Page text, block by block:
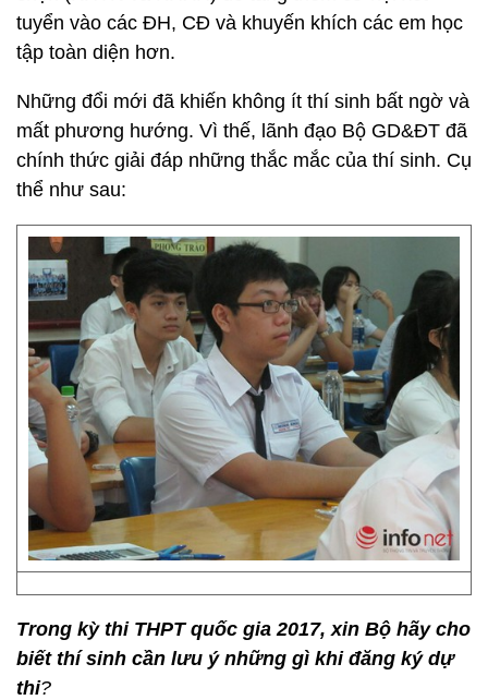
tuyển vào các ĐH, CĐ và khuyến khích các em học
tập toàn diện hơn.
Những đổi mới đã khiến không ít thí sinh bất ngờ và
mất phương hướng. Vì thế, lãnh đạo Bộ GD&ĐT đã
chính thức giải đáp những thắc mắc của thí sinh. Cụ
thể như sau:
Trong kỳ thi THPT quốc gia 2017, xin Bộ hãy cho
biết thí sinh cần lưu ý những gì khi đăng ký dự
thi?